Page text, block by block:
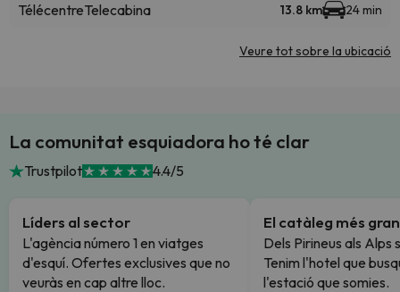
TélécentreTelecabina 13.8 km 24 min
Veure tot sobre la ubicació
La comunitat esquiadora ho té clar
Trustpilot 4.4/5
Líders al sector
L'agència número 1 en viatges
d'esquí. Ofertes exclusives que no
veuràs en cap altre lloc.
El catàleg més gran
Dels Pirineus als Alps
Tenim l'hotel que
l'estació que somies.